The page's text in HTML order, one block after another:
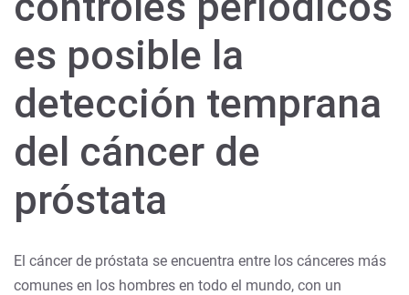
es posible la
detección temprana
del cáncer de
próstata
El cáncer de próstata se encuentra entre los cánceres más
comunes en los hombres en todo el mundo, con un